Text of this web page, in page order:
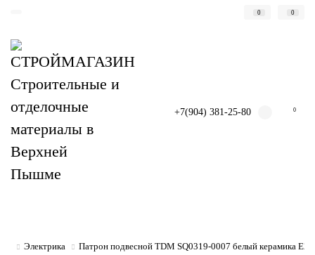
0 0
+7(904) 381-25-80 0
Электрика Патрон подвесной TDM SQ0319-0007 белый керамика Е27